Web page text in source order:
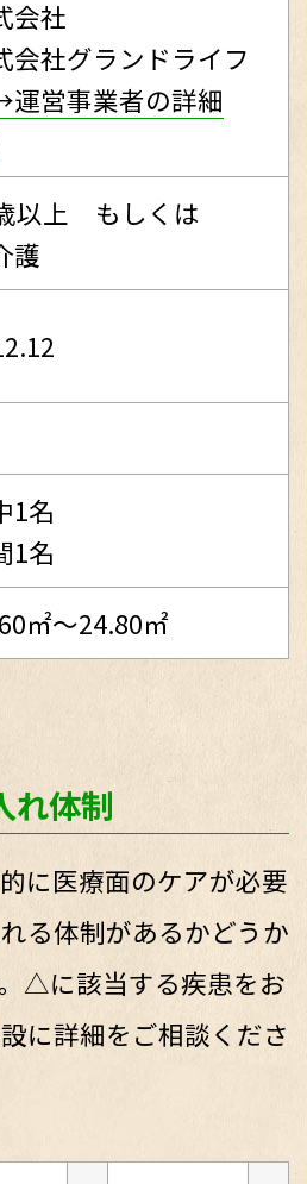
会社
会社グランドライフ
営事業者の詳細
以上 もしくは
護
1名
1名
㎡～24.80㎡
れ体制
に医療面のケアが必要
る体制があるかどうか
△に該当する疾患をお
に詳細をご相談くださ